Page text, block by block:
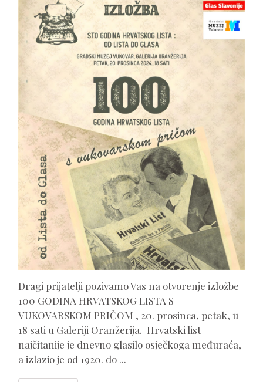
Dragi prijatelji pozivamo Vas na otvorenje izložbe
100 GODINA HRVATSKOG LISTA S
VUKOVARSKOM PRIČOM , 20. prosinca, petak, u
18 sati u Galeriji Oranžerija. Hrvatski list
najčitanije je dnevno glasilo osječkoga međuraća,
a izlazio je od 1920. do ...